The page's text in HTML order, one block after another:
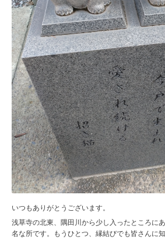
いつもありがとうございます。
浅草寺の北東、隅田川から少し入ったところに
名な所です。もうひとつ、縁結びでも皆さんに